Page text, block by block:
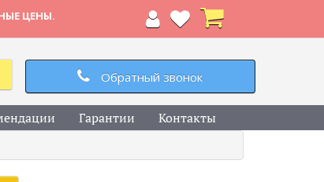
ЦЕНЫ.
Обратный звонок
Гарантии Контакты